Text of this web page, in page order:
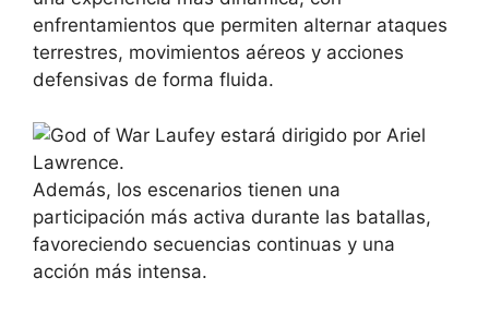
enfrentamientos que permiten alternar ataques
terrestres, movimientos aéreos y acciones
defensivas de forma fluida.
Además, los escenarios tienen una
participación más activa durante las batallas,
favoreciendo secuencias continuas y una
acción más intensa.